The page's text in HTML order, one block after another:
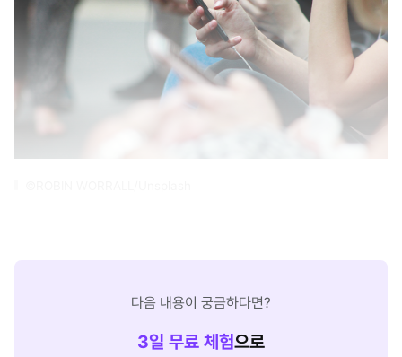
다음 내용이 궁금하다면?
3일 무료 체험으로